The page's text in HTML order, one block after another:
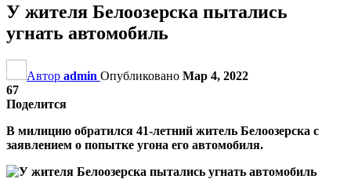
У жителя Белоозерска пытались
угнать автомобиль
Автор admin Опубликовано Мар 4, 2022
67
Поделится
В милицию обратился 41-летний житель Белоозерска с
заявлением о попытке угона его автомобиля.